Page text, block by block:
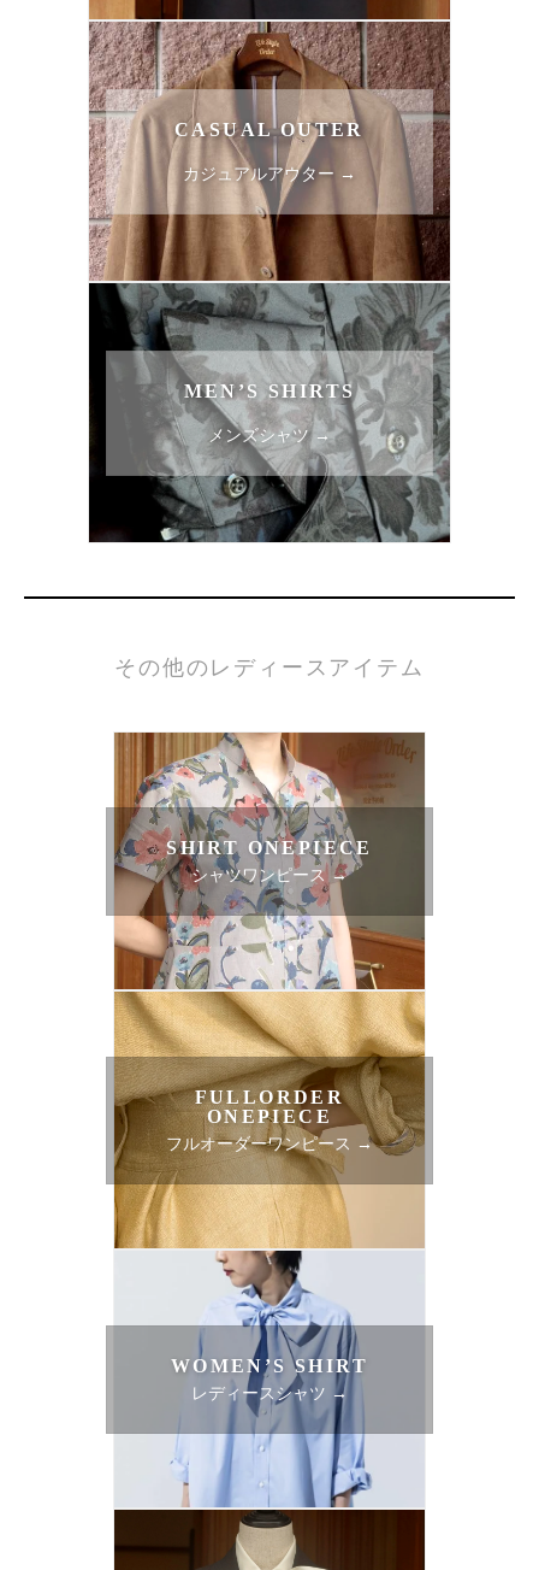
CASUAL OUTER
カジュアルアウター →
MEN’S SHIRTS
メンズシャツ →
その他のレディースアイテム
SHIRT ONEPIECE
シャツワンピース →
FULLORDER
ONEPIECE
フルオーダーワンピース →
WOMEN’S SHIRT
レディースシャツ →